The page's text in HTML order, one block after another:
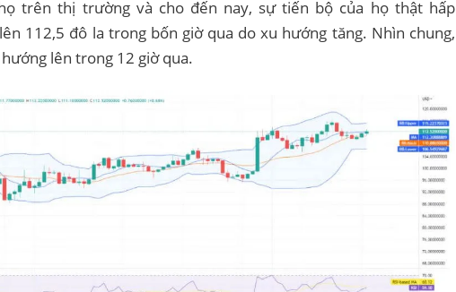
trên thị trường và cho đến nay, sự tiến bộ của họ thật hấp
112,5 đô la trong bốn giờ qua do xu hướng tăng. Nhìn chung,
lên trong 12 giờ qua.